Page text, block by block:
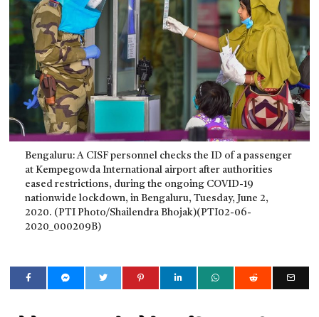
Bengaluru: A CISF personnel checks the ID of a passenger
at Kempegowda International airport after authorities
eased restrictions, during the ongoing COVID-19
nationwide lockdown, in Bengaluru, Tuesday, June 2,
2020. (PTI Photo/Shailendra Bhojak)(PTI02-06-
2020_000209B)